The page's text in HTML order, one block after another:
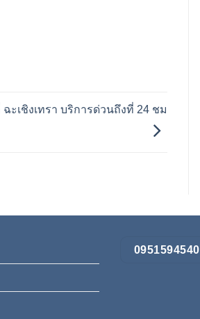
ะเชิงเทรา บริการด่วนถึงที่ 24 ชม
0951594540